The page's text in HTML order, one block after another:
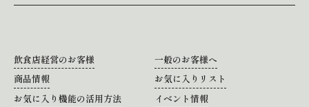
飲食店経営のお客様
一般のお客様へ
商品情報
お気に入りリスト
お気に入り機能の活用方法
イベント情報